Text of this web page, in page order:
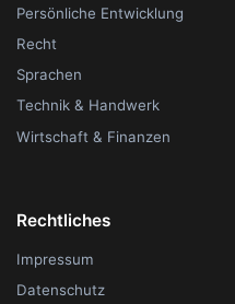
Persönliche Entwicklung
Recht
Sprachen
Technik & Handwerk
Wirtschaft & Finanzen
Rechtliches
Impressum
Datenschutz